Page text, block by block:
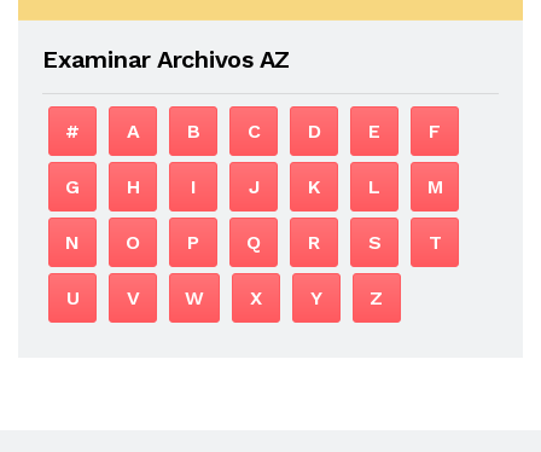
Examinar Archivos AZ
# A B C D E F
G H I J K L M
N O P Q R S T
U V W X Y Z